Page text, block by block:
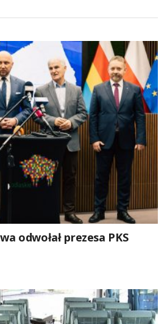
odwołał prezesa PKS